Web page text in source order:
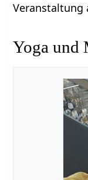
Veranstaltung
Yoga und